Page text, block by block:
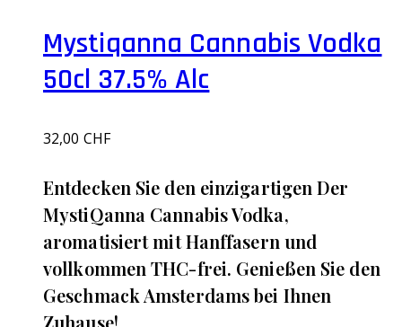
Mystiqanna Cannabis Vodka
50cl 37.5% Alc
32,00 CHF
Entdecken Sie den einzigartigen Der
MystiQanna Cannabis Vodka,
aromatisiert mit Hanffasern und
vollkommen THC-frei. Genießen Sie den
Geschmack Amsterdams bei Ihnen
Zuhause!